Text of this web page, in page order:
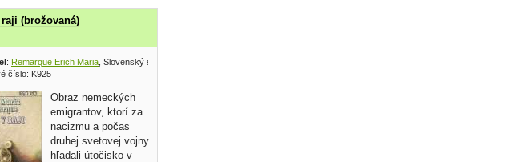
(brožovaná)
: Remarque Erich Maria , Slovenský spisovateľ 1985
číslo: K925
Obraz nemeckých
emigrantov, ktorí za
nacizmu a počas
druhej svetovej vojny
hľadali útočisko v